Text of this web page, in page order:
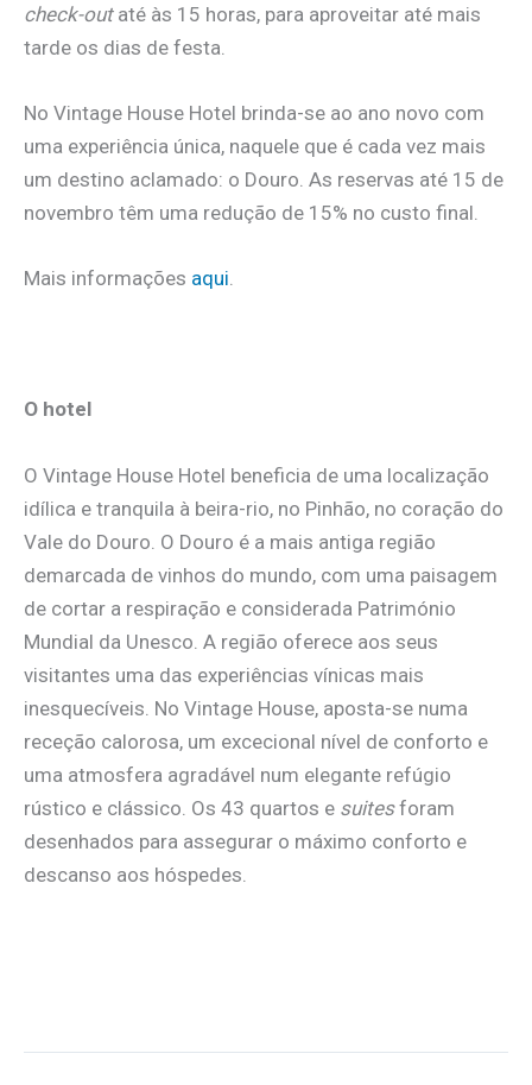
check-outaté às 15 horas, para aproveitar até mais
tarde os dias de festa.
No Vintage House Hotel brinda-se ao ano novo com
uma experiência única, naquele que é cada vez mais
um destino aclamado: o Douro. As reservas até 15 de
novembro têm uma redução de 15% no custo final.
Mais informações aqui
O hotel
O Vintage House Hotel beneficia de uma localização
idílica e tranquila à beira-rio, no Pinhão, no coração do
Vale do Douro. O Douro é a mais antiga região
demarcada de vinhos do mundo, com uma paisagem
de cortar a respiração e considerada Património
Mundial da Unesco. A região oferece aos seus
visitantes uma das experiências vínicas mais
inesquecíveis. No Vintage House, aposta-se numa
receção calorosa, um excecional nível de conforto e
uma atmosfera agradável num elegante refúgio
rústico e clássico. Os 43 quartos e suitesforam
desenhados para assegurar o máximo conforto e
descanso aos hóspedes.